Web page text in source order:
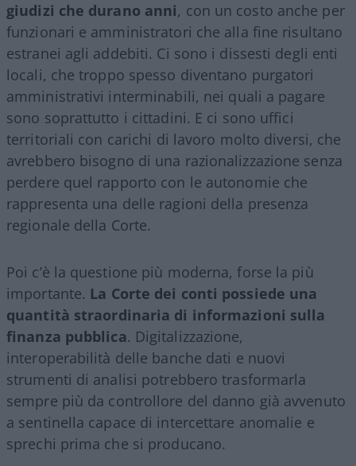
giudizi che durano anni, con un costo anche per
funzionari e amministratori che alla fine risultano
estranei agli addebiti. Ci sono i dissesti degli enti
locali, che troppo spesso diventano purgatori
amministrativi interminabili, nei quali a pagare
sono soprattutto i cittadini. E ci sono uffici
territoriali con carichi di lavoro molto diversi, che
avrebbero bisogno di una razionalizzazione senza
perdere quel rapporto con le autonomie che
rappresenta una delle ragioni della presenza
regionale della Corte.
Poi c’è la questione più moderna, forse la più
importante. La Corte dei conti possiede una
quantità straordinaria di informazioni sulla
finanza pubblica. Digitalizzazione,
interoperabilità delle banche dati e nuovi
strumenti di analisi potrebbero trasformarla
sempre più da controllore del danno già avvenuto
a sentinella capace di intercettare anomalie e
sprechi prima che si producano.